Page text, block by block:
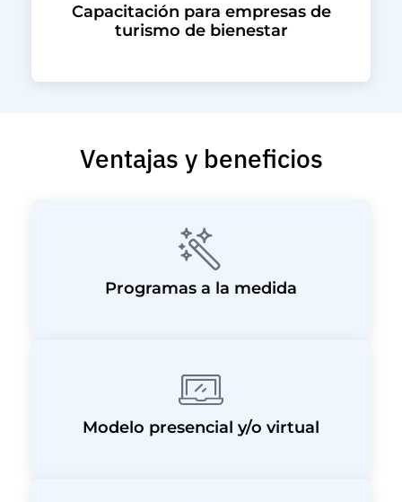
Capacitación para empresas de
turismo de bienestar
Ventajas y beneficios
Programas a la medida
Modelo presencial y/o virtual